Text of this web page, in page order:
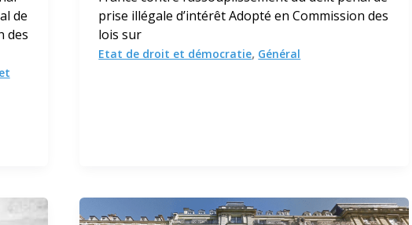
de
des
prise illégale d’intérêt Adopté en Commission des
lois sur
Etat de droit et démocratie, Général